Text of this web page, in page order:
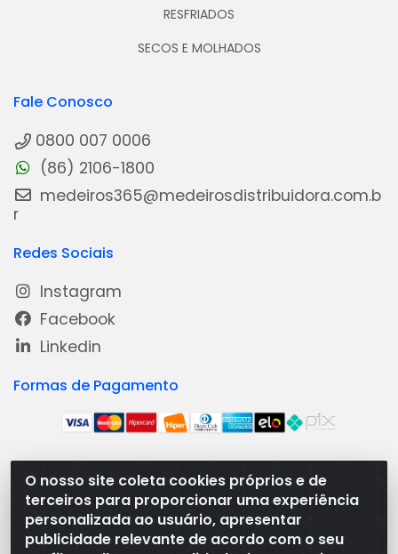
O nosso site coleta cookies próprios e de
terceiros para proporcionar uma experiência
personalizada ao usuário, apresentar
publicidade relevante de acordo com o seu
RESFRIADOS
SECOS E MOLHADOS
Fale Conosco
0800 007 0006
(86) 2106-1800
medeiros365@medeirosdistribuidora.com.b
r
Redes Sociais
Instagram
Facebook
Linkedin
Formas de Pagamento
Medeiros Distribuidora - Rua Dias Carneiro, 1977 -
Ramal, Bacabal/MA - CEP 65.700-000 - CNPJ
08.474.030/0001-41